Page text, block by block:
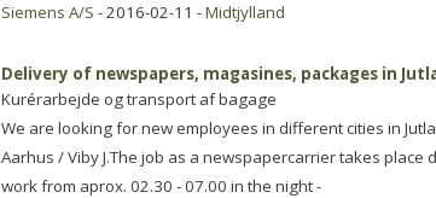
Siemens A/S - 2016-02-11 -Midtjylland
Delivery of newspapers, magasines, packages in
Kurérarbejde og transport af bagage
We are looking for new employees in different cities in
Aarhus / Viby J.The job as a newspapercarrier takes
work from aprox. 02.30 - 07.00 in the night -